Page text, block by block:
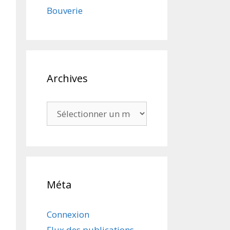
Bouverie
Archives
Méta
Connexion